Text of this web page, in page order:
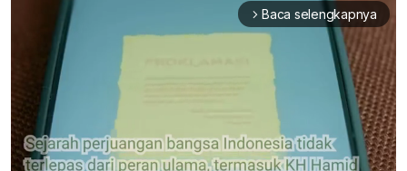
arrow_forward_ios Baca selengkapnya